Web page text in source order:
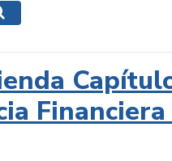
opciones de búsqueda